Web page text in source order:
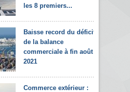
les 8 premiers...
Baisse record du déficit
de la balance
commerciale à fin août
2021
Commerce extérieur :